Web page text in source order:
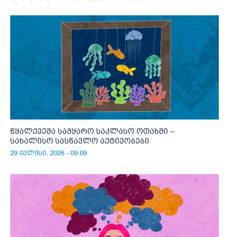
წყალქვეშა სამყარო საკლასო ოთახში –
სახალისო სასწავლო აქტივობები
29 ივლისი, 2026 - 09:09